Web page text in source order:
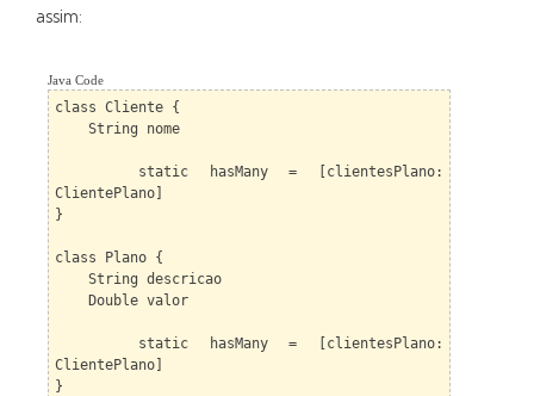
assim:
Java Code
class Cliente {
String nome
static hasMany = [clientesPlano:
ClientePlano]
}
class Plano {
String descricao
Double valor
static hasMany = [clientesPlano:
ClientePlano]
}